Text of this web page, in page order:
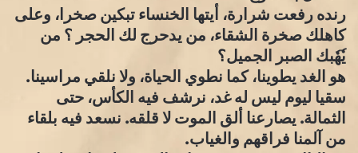
رنده رفعت شرارة، أيتها الخنساء تبكين صخرا، وعلى
كاهلك صخرة الشقاء، من يدحرج لك الحجر ؟ من
يٗهٗبك الصبر الجميل؟
هو الغد يطوينا، كما نطوي الحياة، ولا نلقي مراسينا.
سقيا ليوم ليس له غد، نرشف فيه الكأس، حتى
الثمالة. يصارعنا ألق الموت لا قلقه. نسعد فيه بلقاء
من آلمنا فراقهم والغياب.